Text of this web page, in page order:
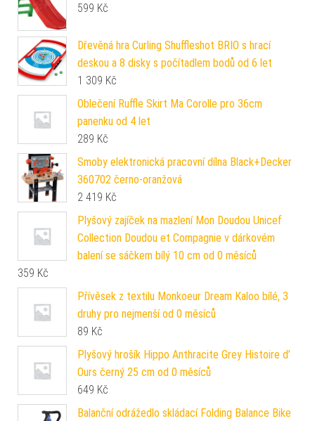
599 Kč
Dřevěná hra Curling Shuffleshot BRIO s hrací
deskou a 8 disky s počítadlem bodů od 6 let
1 309 Kč
Oblečení Ruffle Skirt Ma Corolle pro 36cm
panenku od 4 let
289 Kč
Smoby elektronická pracovní dílna Black+Decker
360702 černo-oranžová
2 419 Kč
Plyšový zajíček na mazlení Mon Doudou Unicef
Collection Doudou et Compagnie v dárkovém
balení se sáčkem bílý 10 cm od 0 měsíců
359 Kč
Přívěsek z textilu Monkoeur Dream Kaloo bílé, 3
druhy pro nejmenší od 0 měsíců
89 Kč
Plyšový hrošík Hippo Anthracite Grey Histoire d’
Ours černý 25 cm od 0 měsíců
649 Kč
Balanční odrážedlo skládací Folding Balance Bike